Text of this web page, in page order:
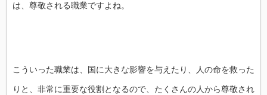
は、尊敬される職業ですよね。
こういった職業は、国に大きな影響を与えたり、人の命を救った
りと、非常に重要な役割となるので、たくさんの人から尊敬され